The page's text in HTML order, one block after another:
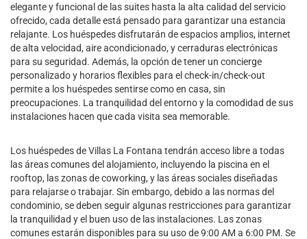
elegante y funcional de las suites hasta la alta calidad del servicio
ofrecido, cada detalle está pensado para garantizar una estancia
relajante. Los huéspedes disfrutarán de espacios amplios, internet
de alta velocidad, aire acondicionado, y cerraduras electrónicas
para su seguridad. Además, la opción de tener un concierge
personalizado y horarios flexibles para el check-in/check-out
permite a los huéspedes sentirse como en casa, sin
preocupaciones. La tranquilidad del entorno y la comodidad de sus
instalaciones hacen que cada visita sea memorable.
Los huéspedes de Villas La Fontana tendrán acceso libre a todas
las áreas comunes del alojamiento, incluyendo la piscina en el
rooftop, las zonas de coworking, y las áreas sociales diseñadas
para relajarse o trabajar. Sin embargo, debido a las normas del
condominio, se deben seguir algunas restricciones para garantizar
la tranquilidad y el buen uso de las instalaciones. Las zonas
comunes estarán disponibles para su uso de 9:00 AM a 6:00 PM. Se